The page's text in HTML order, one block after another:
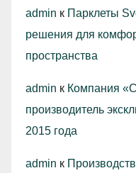
admin к Парклеты
решения для
пространства
admin к Компания
производитель
2015 года
admin к